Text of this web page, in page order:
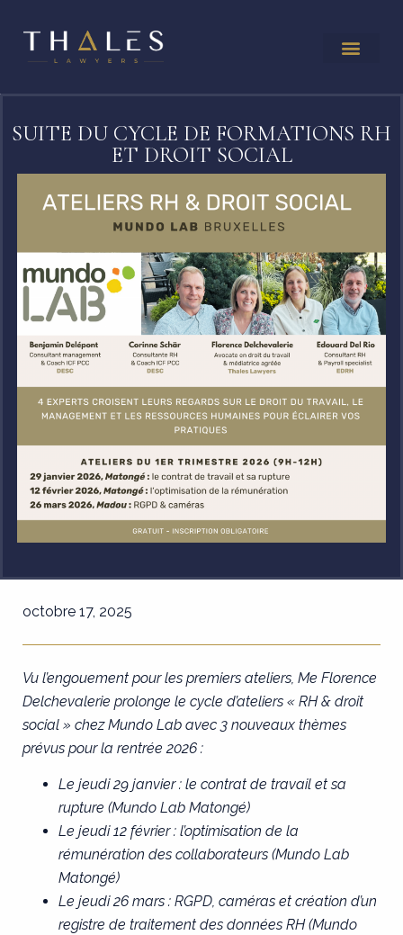
SUITE DU CYCLE DE FORMATIONS RH
ET DROIT SOCIAL
octobre 17, 2025
Vu l’engouement pour les premiers ateliers, Me Florence
Delchevalerie prolonge le cycle d’ateliers « RH & droit
social » chez Mundo Lab avec 3 nouveaux thèmes
prévus pour la rentrée 2026 :
Le jeudi 29 janvier : le contrat de travail et sa
rupture (Mundo Lab Matongé)
Le jeudi 12 février : l’optimisation de la
rémunération des collaborateurs (Mundo Lab
Matongé)
Le jeudi 26 mars : RGPD, caméras et création d’un
registre de traitement des données RH (Mundo